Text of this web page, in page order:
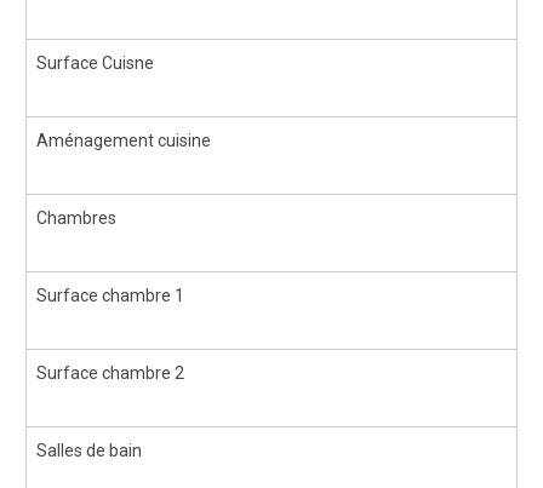
Surface Cuisne
Aménagement cuisine
Chambres
Surface chambre 1
Surface chambre 2
Salles de bain